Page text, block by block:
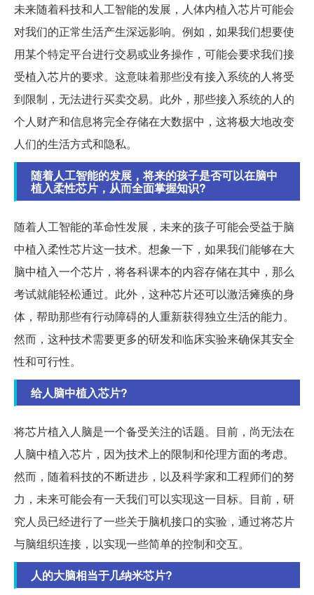
未来随着科技和人工智能的发展，人体内植入芯片可能会
对我们的正常生活产生深远影响。例如，如果我们想要使
用某个特定平台进行交易或业务操作，可能会要求我们接
受植入芯片的要求。这意味着那些没有接入系统的人将受
到限制，无法进行买卖交易。此外，那些接入系统的人的
个人财产和信息将完全存储在大数据中，这将极大地改变
人们的生活方式和隐私。
随着人工智能的发展，将来的孩子是否可以在脑中
植入柔性芯片，从而全面掌握知识?
随着人工智能的革命性发展，未来的孩子可能会受益于脑
中植入柔性芯片这一技术。想象一下，如果我们能够在大
脑中植入一个芯片，将各科课本的内容存储在其中，那么
考试就能轻松通过。此外，这种芯片还可以激活瘫痪的身
体，帮助那些有行动障碍的人重新获得独立生活的能力。
然而，这种技术需要更多的研发和临床实验来确保其安全
性和可行性。
给人脑中植入芯片?
将芯片植入人脑是一个备受关注的话题。目前，尚无法在
人脑中植入芯片，因为技术上的限制和伦理方面的考虑。
然而，随着科技的不断进步，以及科学家和工程师们的努
力，未来可能会有一天我们可以实现这一目标。目前，研
究人员已经进行了一些关于脑机接口的实验，通过将芯片
与脑组织连接，以实现一些简单的控制和交互。
人的大脑相当于几纳米芯片?